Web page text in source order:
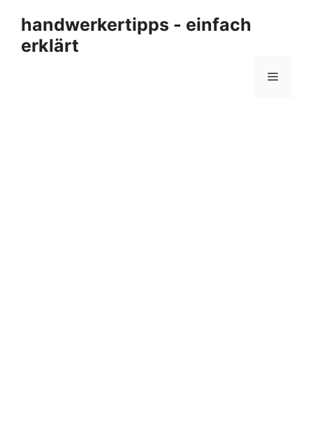
Inhalt
springen
handwerkertipps - einfach
erklärt
Menü